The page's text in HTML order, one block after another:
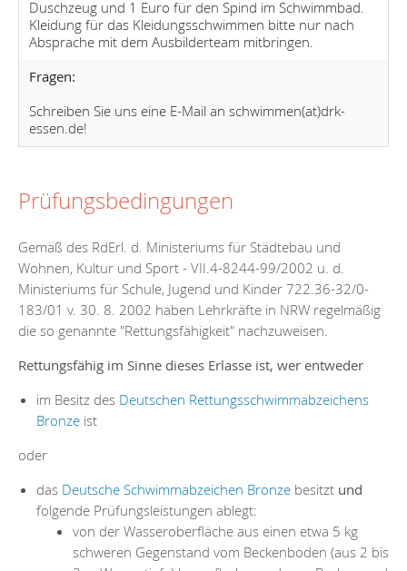
Duschzeug und 1 Euro für den Spind im Schwimmbad.
Kleidung für das Kleidungsschwimmen bitte nur nach
Absprache mit dem Ausbilderteam mitbringen.
Fragen:
Schreiben Sie uns eine E-Mail an schwimmen(at)drk-
essen.de!
Prüfungsbedingungen
Gemäß des RdErl. d. Ministeriums für Städtebau und
Wohnen, Kultur und Sport - VII.4-8244-99/2002 u. d.
Ministeriums für Schule, Jugend und Kinder 722.36-32/0-
183/01 v. 30. 8. 2002 haben Lehrkräfte in NRW regelmäßig
die so genannte "Rettungsfähigkeit" nachzuweisen.
Rettungsfähig im Sinne dieses Erlasse ist, wer entweder
im Besitz des Deutschen Rettungsschwimmabzeichens
Bronze ist
oder
das Deutsche Schwimmabzeichen Bronze besitzt und
folgende Prüfungsleistungen ablegt:
von der Wasseroberfläche aus einen etwa 5 kg
schweren Gegenstand vom Beckenboden (aus 2 bis